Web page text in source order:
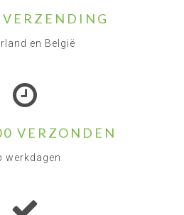
en België
VERZONDEN
werkdagen